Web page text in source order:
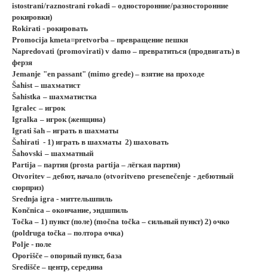
istostrani/raznostrani rokadi – односторонние/разносторонние
рокировки)
Rokirati - рокировать
Promocija kmeta=pretvorba – превращение пешки
Napredovati (promovirati) v damo – превратиться (продвигать) в
ферзя
Jemanje "en passant" (mimo grede) – взятие на проходе
Šahist – шахматист
Šahistka – шахматистка
Igralec – игрок
Igralka – игрок (женщина)
Igrati šah – играть в шахматы
Šahirati - 1) играть в шахматы 2) шаховать
Šahovski – шахматный
Partija – партия (prosta partija – лёгкая партия)
Otvoritev – дебют, начало (otvoritveno presenečenje - дебютный
сюрприз)
Srednja igra - миттельшпиль
Končnica – окончание, эндшпиль
Točka – 1) пункт (поле) (močna točka – сильный пункт) 2) очко
(poldruga točka – полтора очка)
Polje - поле
Oporišče – опорный пункт, база
Središče – центр, середина